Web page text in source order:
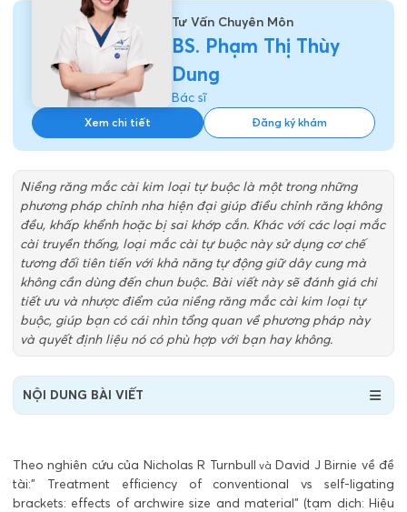
Tư Vấn Chuyên Môn
BS. Phạm Thị Thùy
Dung
Bác sĩ
Xem chi tiết Đăng ký khám
Niềng răng mắc cài kim loại tự buộc là một trong những
phương pháp chỉnh nha hiện đại giúp điều chỉnh răng không
đều, khấp khểnh hoặc bị sai khớp cắn. Khác với các loại mắc
cài truyền thống, loại mắc cài tự buộc này sử dụng cơ chế
tương đối tiên tiến với khả năng tự động giữ dây cung mà
không cần dùng đến chun buộc. Bài viết này sẽ đánh giá chi
tiết ưu và nhược điểm của niềng răng mắc cài kim loại tự
buộc, giúp bạn có cái nhìn tổng quan về phương pháp này
và quyết định liệu nó có phù hợp với bạn hay không.
NỘI DUNG BÀI VIẾT
Theo nghiên cứu của Nicholas R Turnbull và David J Birnie về đề
tài:" Treatment efficiency of conventional vs self-ligating
brackets: effects of archwire size and material" (tạm dịch: Hiệu